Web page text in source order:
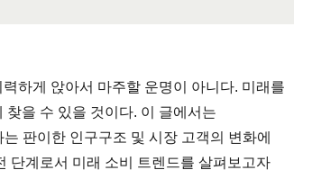
하게 앉아서 마주할 운명이 아니다. 미래를
을 수 있을 것이다. 이 글에서는
판이한 인구구조 및 시장 고객의 변화에
단계로서 미래 소비 트렌드를 살펴보고자